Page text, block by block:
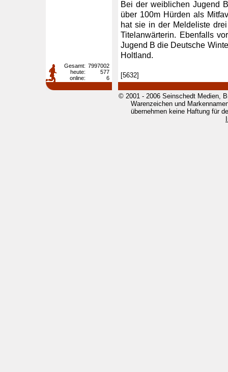
Bei der weiblichen Jugend
über 100m Hürden als
hat sie in der Meldeliste
Titelanwärterin. Ebenfalls
Jugend B die Deutsche
Holtland.
[5632]
Gesamt: 7997002
heute:
577
online:
6
© 2001 - 2006 Seinschedt Medien,
Warenzeichen und
übernehmen keine Haftung für